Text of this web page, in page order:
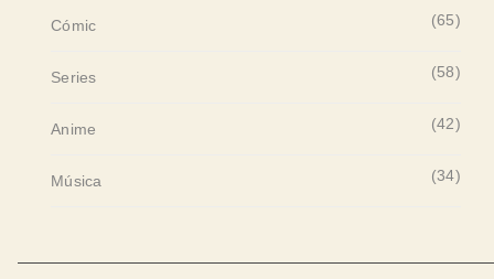
Cómic (65)
Series (58)
Anime (42)
Música (34)